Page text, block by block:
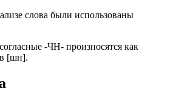
слова были использованы
-ЧН- произносятся как
[шн].